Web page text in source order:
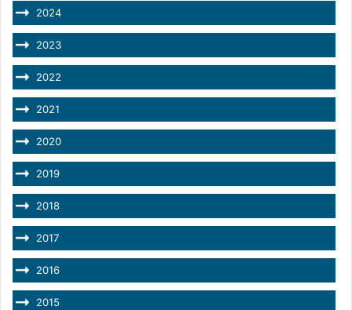
2024
2023
2022
2021
2020
2019
2018
2017
2016
2015